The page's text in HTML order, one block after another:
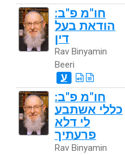
חו"מ פ"ב:
הודאת בעל
דין
Rav Binyamin
Beeri
ע
חו"מ פ"ב:
כללי אשתבע
לי דלא
פרעתיך
Rav Binyamin